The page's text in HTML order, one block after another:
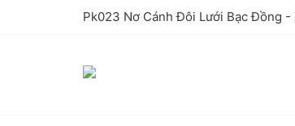
Pk023 Nơ Cánh Đôi Lưới Bạc Đồng -